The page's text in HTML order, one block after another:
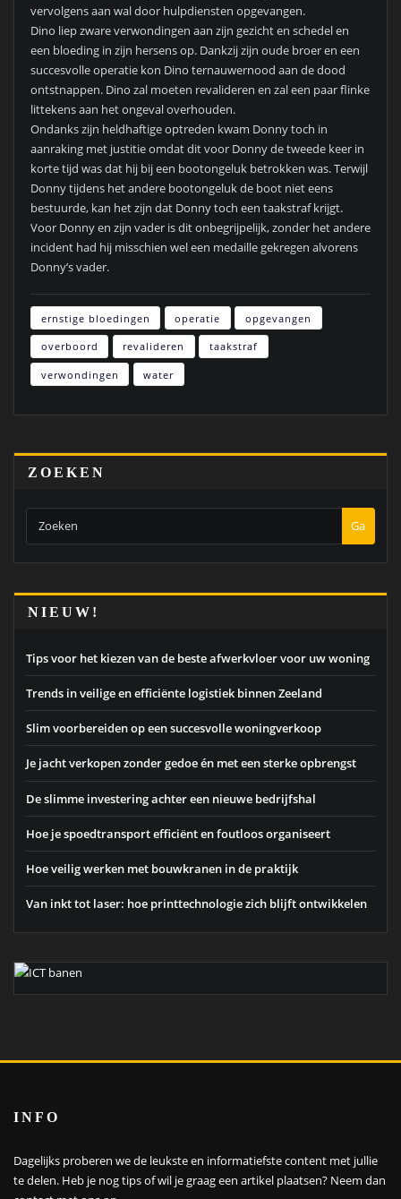
vervolgens aan wal door hulpdiensten opgevangen.
Dino liep zware verwondingen aan zijn gezicht en schedel en
een bloeding in zijn hersens op. Dankzij zijn oude broer en een
succesvolle operatie kon Dino ternauwernood aan de dood
ontstnappen. Dino zal moeten revalideren en zal een paar flinke
littekens aan het ongeval overhouden.
Ondanks zijn heldhaftige optreden kwam Donny toch in
aanraking met justitie omdat dit voor Donny de tweede keer in
korte tijd was dat hij bij een bootongeluk betrokken was. Terwijl
Donny tijdens het andere bootongeluk de boot niet eens
bestuurde, kan het zijn dat Donny toch een taakstraf krijgt.
Voor Donny en zijn vader is dit onbegrijpelijk, zonder het andere
incident had hij misschien wel een medaille gekregen alvorens
Donny’s vader.
ernstige bloedingen operatie opgevangen
overboord revalideren taakstraf
verwondingen water
ZOEKEN
Ga
NIEUW!
Tips voor het kiezen van de beste afwerkvloer voor uw woning
Trends in veilige en efficiënte logistiek binnen Zeeland
Slim voorbereiden op een succesvolle woningverkoop
Je jacht verkopen zonder gedoe én met een sterke opbrengst
De slimme investering achter een nieuwe bedrijfshal
Hoe je spoedtransport efficiënt en foutloos organiseert
Hoe veilig werken met bouwkranen in de praktijk
Van inkt tot laser: hoe printtechnologie zich blijft ontwikkelen
INFO
Dagelijks proberen we de leukste en informatiefste content met jullie
te delen. Heb je nog tips of wil je graag een artikel plaatsen? Neem dan